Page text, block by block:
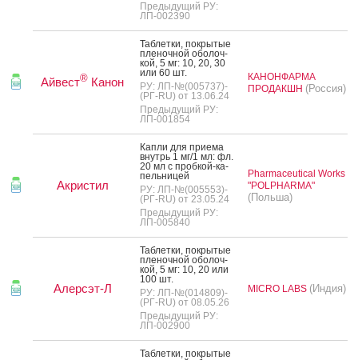
Предыдущий РУ:
ЛП-002390
Айвест® Канон
Таб­летки, пок­ры­тые
пле­ноч­ной обо­лоч­
кой, 5 мг: 10, 20, 30
или 60 шт.
РУ: ЛП-№(005737)-
(РГ-RU) от 13.06.24
Предыдущий РУ:
ЛП-001854
КАНОНФАРМА
ПРОДАКШН (Россия)
Акристил
Кап­ли для при­ема
внутрь 1 мг/1 мл: фл.
20 мл с проб­кой-ка­
пель­ни­цей
РУ: ЛП-№(005553)-
(РГ-RU) от 23.05.24
Предыдущий РУ:
ЛП-005840
Pharmaceutical Works
"POLPHARMA"
(Польша)
Алерсэт-Л
Таб­летки, пок­ры­тые
пле­ноч­ной обо­лоч­
кой, 5 мг: 10, 20 или
100 шт.
РУ: ЛП-№(014809)-
(РГ-RU) от 08.05.26
Предыдущий РУ:
ЛП-002900
MICRO LABS (Индия)
Таб­летки, пок­ры­тые